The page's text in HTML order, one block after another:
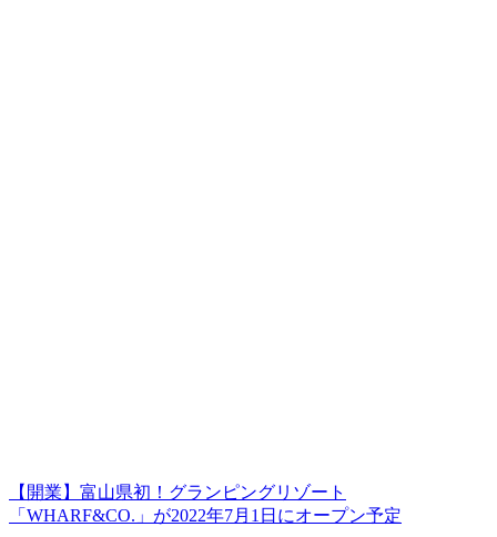
【開業】富山県初！グランピングリゾート
「WHARF&CO.」が2022年7月1日にオープン予定